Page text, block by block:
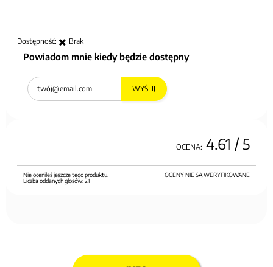
Dostępność: Brak
Powiadom mnie kiedy będzie dostępny
WYŚLIJ
OCENA: 4.61 / 5
OCENY NIE SĄ WERYFIKOWANE
Nie oceniłeś jeszcze tego produktu.
Liczba oddanych głosów:21